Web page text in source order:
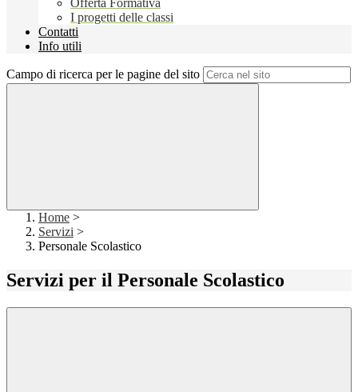
Offerta Formativa
I progetti delle classi
Contatti
Info utili
Campo di ricerca per le pagine del sito
Home >
Servizi >
Personale Scolastico
Servizi per il Personale Scolastico